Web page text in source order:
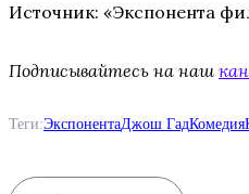
Источник: «Экспонента
Подписывайтесь на наш
Теги:ЭкспонентаДжош ГадКомедия